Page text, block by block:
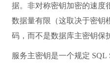
据。非对称密钥加密的速度
数据量有限（这取决于密钥
码，而不是数据库主密钥保
服务主密钥是一个规定 SQL